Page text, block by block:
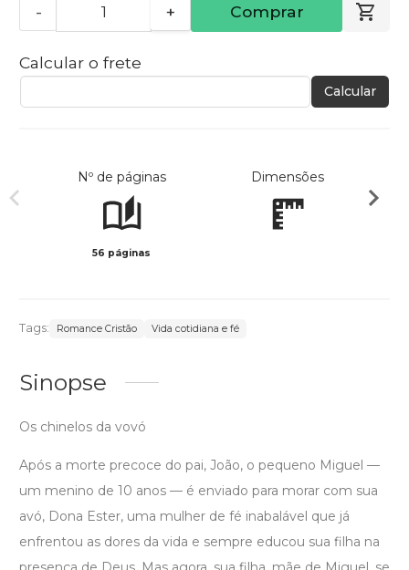
- + Comprar
Calcular o frete
Calcular
Nº de páginas
56 páginas
Dimensões
Tags: Romance Cristão Vida cotidiana e fé
Sinopse
Os chinelos da vovó
Após a morte precoce do pai, João, o pequeno Miguel —
um menino de 10 anos — é enviado para morar com sua
avó, Dona Ester, uma mulher de fé inabalável que já
enfrentou as dores da vida e sempre educou sua filha na